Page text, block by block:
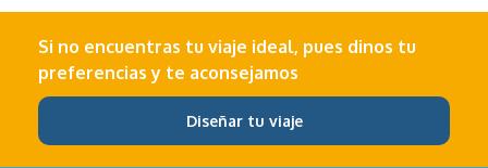
Si no encuentras tu viaje ideal, pues dinos tu
preferencias y te aconsejamos
Diseñar tu viaje